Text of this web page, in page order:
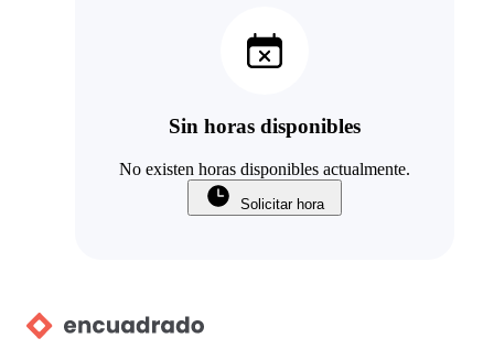
Sin horas disponibles
No existen horas disponibles actualmente.
Solicitar hora